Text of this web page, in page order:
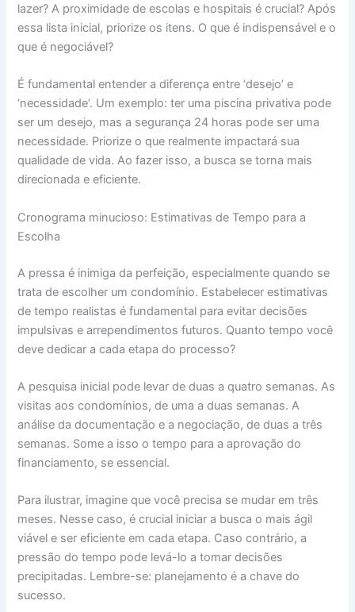
lazer? A proximidade de escolas e hospitais é crucial? Após
essa lista inicial, priorize os itens. O que é indispensável e o
que é negociável?
É fundamental entender a diferença entre ‘desejo’ e
‘necessidade’. Um exemplo: ter uma piscina privativa pode
ser um desejo, mas a segurança 24 horas pode ser uma
necessidade. Priorize o que realmente impactará sua
qualidade de vida. Ao fazer isso, a busca se torna mais
direcionada e eficiente.
Cronograma minucioso: Estimativas de Tempo para a
Escolha
A pressa é inimiga da perfeição, especialmente quando se
trata de escolher um condomínio. Estabelecer estimativas
de tempo realistas é fundamental para evitar decisões
impulsivas e arrependimentos futuros. Quanto tempo você
deve dedicar a cada etapa do processo?
A pesquisa inicial pode levar de duas a quatro semanas. As
visitas aos condomínios, de uma a duas semanas. A
análise da documentação e a negociação, de duas a três
semanas. Some a isso o tempo para a aprovação do
financiamento, se essencial.
Para ilustrar, imagine que você precisa se mudar em três
meses. Nesse caso, é crucial iniciar a busca o mais ágil
viável e ser eficiente em cada etapa. Caso contrário, a
pressão do tempo pode levá-lo a tomar decisões
precipitadas. Lembre-se: planejamento é a chave do
sucesso.